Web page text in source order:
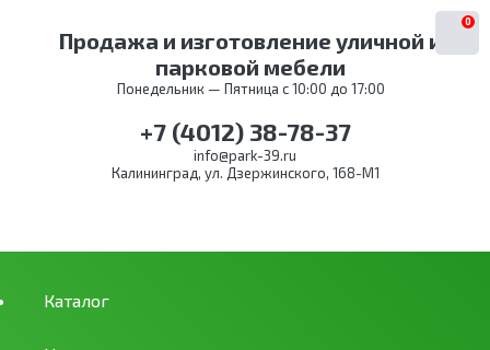
Продажа и изготовление уличной и
парковой мебели
Понедельник — Пятница с 10:00 до 17:00
0
+7 (4012) 38-78-37
info@park-39.ru
Калининград, ул. Дзержинского, 168-М1
Каталог